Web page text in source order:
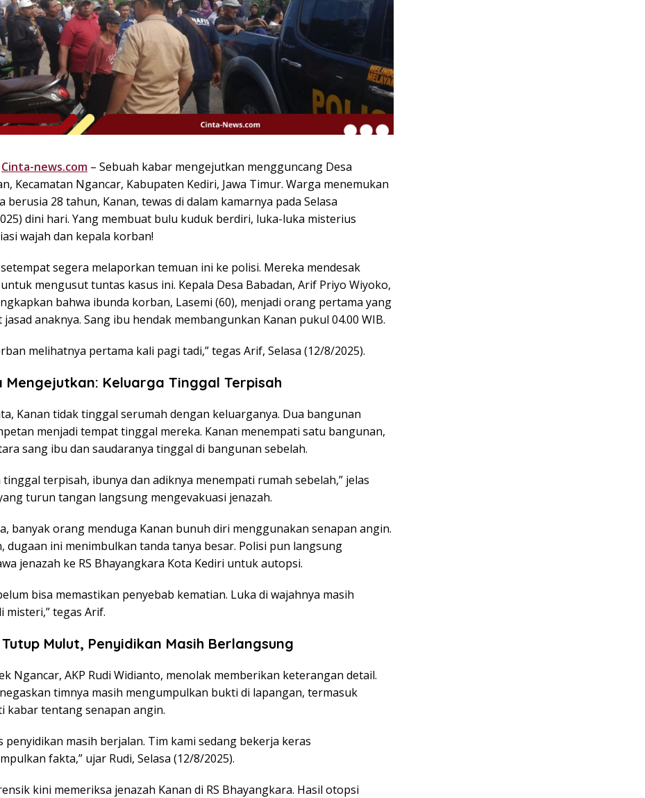
Cinta-news.com – Sebuah kabar mengejutkan mengguncang Desa
Kecamatan Ngancar, Kabupaten Kediri, Jawa Timur. Warga menemukan
berusia 28 tahun, Kanan, tewas di dalam kamarnya pada Selasa
dini hari. Yang membuat bulu kuduk berdiri, luka-luka misterius
wajah dan kepala korban!
segera melaporkan temuan ini ke polisi. Mereka mendesak
mengusut tuntas kasus ini. Kepala Desa Babadan, Arif Priyo Wiyoko,
bahwa ibunda korban, Lasemi (60), menjadi orang pertama yang
jasad anaknya. Sang ibu hendak membangunkan Kanan pukul 04.00 WIB.
melihatnya pertama kali pagi tadi,” tegas Arif, Selasa (12/8/2025).
Mengejutkan: Keluarga Tinggal Terpisah
Kanan tidak tinggal serumah dengan keluarganya. Dua bangunan
menjadi tempat tinggal mereka. Kanan menempati satu bangunan,
sang ibu dan saudaranya tinggal di bangunan sebelah.
tinggal terpisah, ibunya dan adiknya menempati rumah sebelah,” jelas
turun tangan langsung mengevakuasi jenazah.
banyak orang menduga Kanan bunuh diri menggunakan senapan angin.
dugaan ini menimbulkan tanda tanya besar. Polisi pun langsung
jenazah ke RS Bhayangkara Kota Kediri untuk autopsi.
bisa memastikan penyebab kematian. Luka di wajahnya masih
misteri,” tegas Arif.
Mulut, Penyidikan Masih Berlangsung
Ngancar, AKP Rudi Widianto, menolak memberikan keterangan detail.
timnya masih mengumpulkan bukti di lapangan, termasuk
kabar tentang senapan angin.
penyidikan masih berjalan. Tim kami sedang bekerja keras
fakta,” ujar Rudi, Selasa (12/8/2025).
kini memeriksa jenazah Kanan di RS Bhayangkara. Hasil otopsi